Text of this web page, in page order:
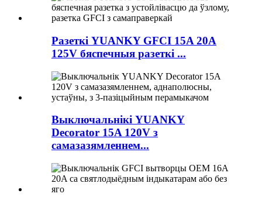
Разеткі YUANKY GFCI 15A 20A
125V бяспечныя разеткі ...
Выключальнікі YUANKY
Decorator 15A 120V з
самазазямленнем...